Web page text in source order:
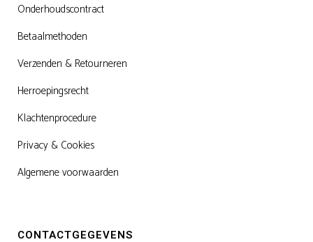
Onderhoudscontract
Betaalmethoden
Verzenden & Retourneren
Herroepingsrecht
Klachtenprocedure
Privacy & Cookies
Algemene voorwaarden
CONTACTGEGEVENS